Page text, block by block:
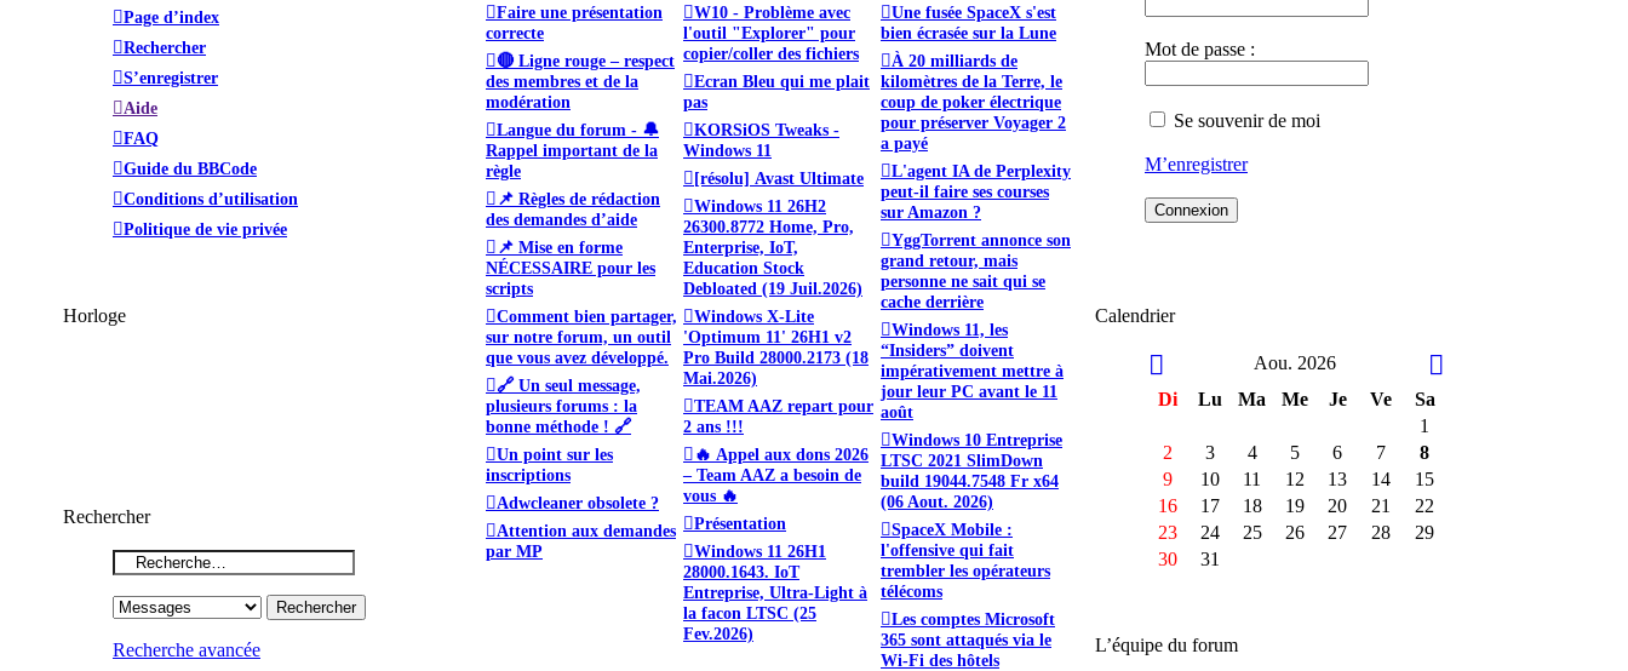
Faire une présentation
correcte
🔴 Ligne rouge – respect
des membres et de la
modération
Langue du forum - 🔔
Rappel important de la
règle
📌 Règles de rédaction
des demandes d’aide
📌 Mise en forme
NÉCESSAIRE pour les
scripts
Comment bien partager,
sur notre forum, un outil
que vous avez développé.
🔗 Un seul message,
plusieurs forums : la
bonne méthode ! 🔗
Un point sur les
inscriptions
Adwcleaner obsolete ?
Attention aux demandes
par MP
W10 - Problème avec
l'outil "Explorer" pour
copier/coller des fichiers
Ecran Bleu qui me plait
pas
KORSiOS Tweaks -
Windows 11
[résolu] Avast Ultimate
Windows 11 26H2
26300.8772 Home, Pro,
Enterprise, IoT,
Education Stock
Debloated (19 Juil.2026)
Windows X-Lite
'Optimum 11' 26H1 v2
Pro Build 28000.2173 (18
Mai.2026)
TEAM AAZ repart pour
2 ans !!!
🔥 Appel aux dons 2026
– Team AAZ a besoin de
vous 🔥
Présentation
Windows 11 26H1
28000.1643. IoT
Entreprise, Ultra-Light à
la facon LTSC (25
Fev.2026)
Une fusée SpaceX s'est
bien écrasée sur la Lune
À 20 milliards de
kilomètres de la Terre, le
coup de poker électrique
pour préserver Voyager 2
a payé
L'agent IA de Perplexity
peut-il faire ses courses
sur Amazon ?
YggTorrent annonce son
grand retour, mais
personne ne sait qui se
cache derrière
Windows 11, les
“Insiders” doivent
impérativement mettre à
jour leur PC avant le 11
août
Windows 10 Entreprise
LTSC 2021 SlimDown
build 19044.7548 Fr x64
(06 Aout. 2026)
SpaceX Mobile :
l'offensive qui fait
trembler les opérateurs
télécoms
Les comptes Microsoft
365 sont attaqués via le
Wi-Fi des hôtels
Page d’index
Rechercher
S’enregistrer
Aide
FAQ
Guide du BBCode
Conditions d’utilisation
Politique de vie privée
Horloge
Rechercher
Recherche avancée
Mot de passe :
Se souvenir de moi
M’enregistrer
Calendrier
Aou. 2026
Di
Lu Ma Me Je Ve
Sa
1
2
3 4 5 6 7
8
9
10 11 12 13 14
15
16
17 18 19 20 21
22
23
24 25 26 27 28
29
30
31
L’équipe du forum